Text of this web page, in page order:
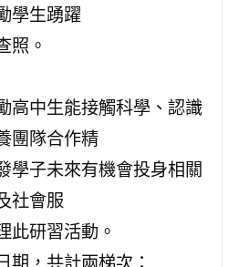
學生踴躍
照。
高中生能接觸科學、認識
團隊合作精
學子未來有機會投身相關
社會服
此研習活動。